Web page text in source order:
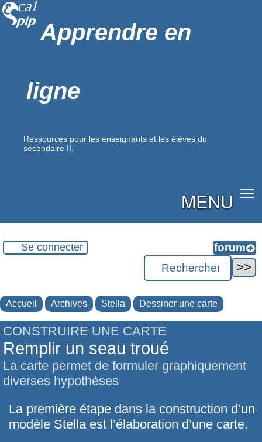
Apprendre en
ligne
Ressources pour les enseignants et les élèves du
secondaire II.
MENU
Se connecter
Accueil Archives Stella Dessiner une carte
CONSTRUIRE UNE CARTE
Remplir un seau troué
La carte permet de formuler graphiquement
diverses hypothèses
La première étape dans la construction d’un
modèle Stella est l’élaboration d’une carte.